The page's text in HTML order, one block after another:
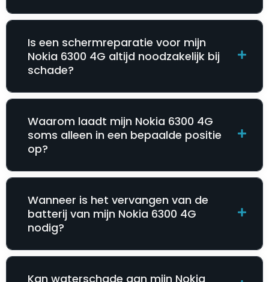
Is een schermreparatie voor mijn
Nokia 6300 4G altijd noodzakelijk bij
schade?
Waarom laadt mijn Nokia 6300 4G
soms alleen in een bepaalde positie
op?
Wanneer is het vervangen van de
batterij van mijn Nokia 6300 4G
nodig?
Kan waterschade aan mijn Nokia